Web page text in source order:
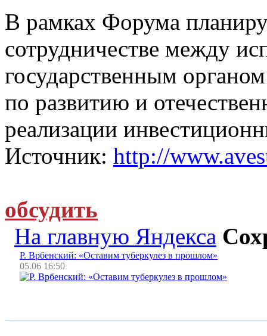
В рамках Форума
сотрудничестве между
государственным
по развитию и
реализации
Источник: http://
обсудить
На главную Яндекса
Р. Врбенский: «Оставим туберкулез в прошлом»
05.06 16:50